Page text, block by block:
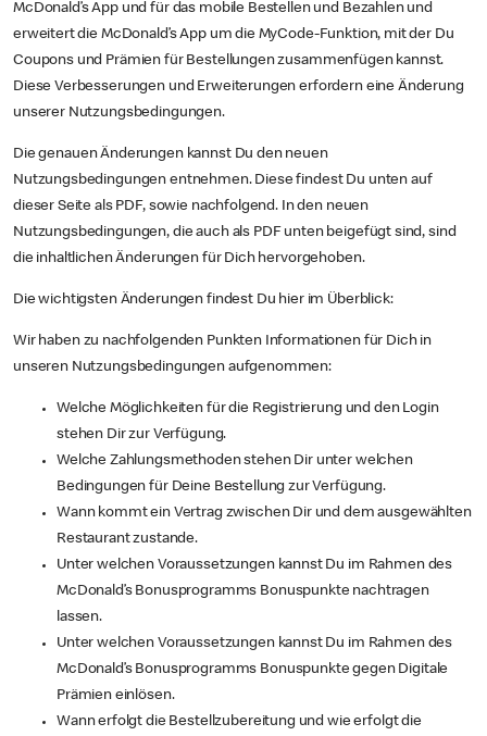
McDonald’s App und für das mobile Bestellen und Bezahlen und
erweitert die McDonald’s App um die MyCode-Funktion, mit der Du
Coupons und Prämien für Bestellungen zusammenfügen kannst.
Diese Verbesserungen und Erweiterungen erfordern eine Änderung
unserer Nutzungsbedingungen.
Die genauen Änderungen kannst Du den neuen
Nutzungsbedingungen entnehmen. Diese findest Du unten auf
dieser Seite als PDF, sowie nachfolgend. In den neuen
Nutzungsbedingungen, die auch als PDF unten beigefügt sind, sind
die inhaltlichen Änderungen für Dich hervorgehoben.
Die wichtigsten Änderungen findest Du hier im Überblick:
Wir haben zu nachfolgenden Punkten Informationen für Dich in
unseren Nutzungsbedingungen aufgenommen:
Welche Möglichkeiten für die Registrierung und den Login
stehen Dir zur Verfügung.
Welche Zahlungsmethoden stehen Dir unter welchen
Bedingungen für Deine Bestellung zur Verfügung.
Wann kommt ein Vertrag zwischen Dir und dem ausgewählten
Restaurant zustande.
Unter welchen Voraussetzungen kannst Du im Rahmen des
McDonald’s Bonusprogramms Bonuspunkte nachtragen
lassen.
Unter welchen Voraussetzungen kannst Du im Rahmen des
McDonald’s Bonusprogramms Bonuspunkte gegen Digitale
Prämien einlösen.
Wann erfolgt die Bestellzubereitung und wie erfolgt die